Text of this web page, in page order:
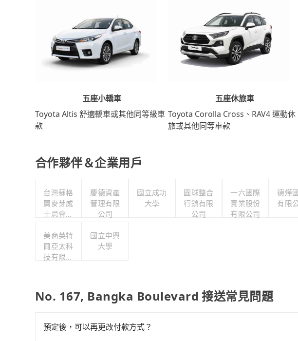
五座小轎車
Toyota Altis 舒適轎車或其他同等級車
款
五座休旅車
Toyota Corolla Cross、RAV4 運動休
旅或其他同等車款
合作夥伴＆企業用戶
台灣蘇格
蘭麥芽威
士忌會所
公司
慶德資產
管理有限
公司
國立成功
大學
圓球整合
行銷有限
公司
一六國際
實業股份
有限公司
德燁
有限
美商英特
爾亞太科
技有限公
國立中興
大學
No. 167, Bangka Boulevard 接送常見問題
預定後，可以再更改付款方式？